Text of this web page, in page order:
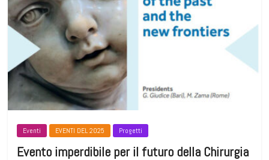
Eventi EVENTI DEL 2025 Progetti
Evento imperdibile per il futuro della Chirurgia